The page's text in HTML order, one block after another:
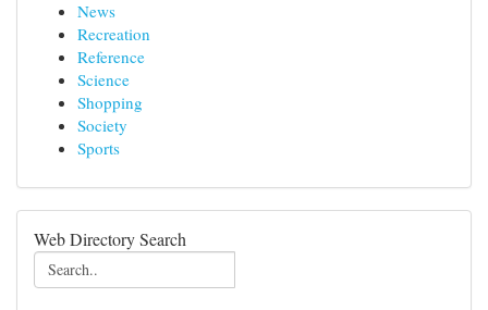
News
Recreation
Reference
Science
Shopping
Society
Sports
Web Directory Search